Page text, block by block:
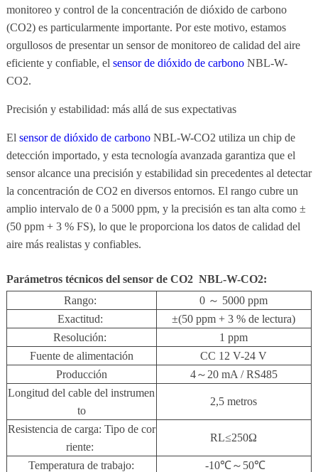
monitoreo y control de la concentración de dióxido de carbono
(CO2) es particularmente importante. Por este motivo, estamos
orgullosos de presentar un sensor de monitoreo de calidad del aire
eficiente y confiable, el sensor de dióxido de carbonoNBL-W-
CO2.
Precisión y estabilidad: más allá de sus expectativas
El sensor de dióxido de carbonoNBL-W-CO2 utiliza un chip de
detección importado, y esta tecnología avanzada garantiza que el
sensor alcance una precisión y estabilidad sin precedentes al detectar
la concentración de CO2 en diversos entornos. El rango cubre un
amplio intervalo de 0 a 5000 ppm, y la precisión es tan alta como ±
(50 ppm + 3 % FS), lo que le proporciona los datos de calidad del
aire más realistas y confiables.
Parámetros técnicos del sensor de CO2 NBL-W-CO2:
Rango:
0 ～ 5000 ppm
Exactitud:
±(50 ppm + 3 % de lectura)
Resolución:
1 ppm
Fuente de alimentación
CC 12 V-24 V
Producción
4～20 mA / RS485
Longitud del cable del instrumen
to
2,5 metros
Resistencia de carga: Tipo de cor
riente:
RL≤250Ω
Temperatura de trabajo:
-10℃～50℃